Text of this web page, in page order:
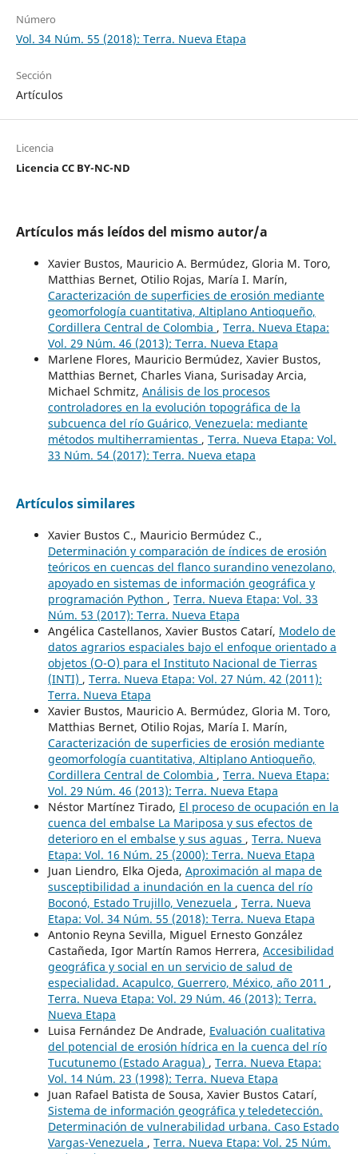
Número
Vol. 34 Núm. 55 (2018): Terra. Nueva Etapa
Sección
Artículos
Licencia
Licencia CC BY-NC-ND
Artículos más leídos del mismo autor/a
Xavier Bustos, Mauricio A. Bermúdez, Gloria M. Toro,
Matthias Bernet, Otilio Rojas, María I. Marín,
Caracterización de superficies de erosión mediante
geomorfología cuantitativa, Altiplano Antioqueño,
Cordillera Central de Colombia , Terra. Nueva Etapa:
Vol. 29 Núm. 46 (2013): Terra. Nueva Etapa
Marlene Flores, Mauricio Bermúdez, Xavier Bustos,
Matthias Bernet, Charles Viana, Surisaday Arcia,
Michael Schmitz, Análisis de los procesos
controladores en la evolución topográfica de la
subcuenca del río Guárico, Venezuela: mediante
métodos multiherramientas , Terra. Nueva Etapa: Vol.
33 Núm. 54 (2017): Terra. Nueva etapa
Artículos similares
Xavier Bustos C., Mauricio Bermúdez C.,
Determinación y comparación de índices de erosión
teóricos en cuencas del flanco surandino venezolano,
apoyado en sistemas de información geográfica y
programación Python , Terra. Nueva Etapa: Vol. 33
Núm. 53 (2017): Terra. Nueva Etapa
Angélica Castellanos, Xavier Bustos Catarí, Modelo de
datos agrarios espaciales bajo el enfoque orientado a
objetos (O-O) para el Instituto Nacional de Tierras
(INTI) , Terra. Nueva Etapa: Vol. 27 Núm. 42 (2011):
Terra. Nueva Etapa
Xavier Bustos, Mauricio A. Bermúdez, Gloria M. Toro,
Matthias Bernet, Otilio Rojas, María I. Marín,
Caracterización de superficies de erosión mediante
geomorfología cuantitativa, Altiplano Antioqueño,
Cordillera Central de Colombia , Terra. Nueva Etapa:
Vol. 29 Núm. 46 (2013): Terra. Nueva Etapa
Néstor Martínez Tirado, El proceso de ocupación en la
cuenca del embalse La Mariposa y sus efectos de
deterioro en el embalse y sus aguas , Terra. Nueva
Etapa: Vol. 16 Núm. 25 (2000): Terra. Nueva Etapa
Juan Liendro, Elka Ojeda, Aproximación al mapa de
susceptibilidad a inundación en la cuenca del río
Boconó, Estado Trujillo, Venezuela , Terra. Nueva
Etapa: Vol. 34 Núm. 55 (2018): Terra. Nueva Etapa
Antonio Reyna Sevilla, Miguel Ernesto González
Castañeda, Igor Martín Ramos Herrera, Accesibilidad
geográfica y social en un servicio de salud de
especialidad. Acapulco, Guerrero, México, año 2011 ,
Terra. Nueva Etapa: Vol. 29 Núm. 46 (2013): Terra.
Nueva Etapa
Luisa Fernández De Andrade, Evaluación cualitativa
del potencial de erosión hídrica en la cuenca del río
Tucutunemo (Estado Aragua) , Terra. Nueva Etapa:
Vol. 14 Núm. 23 (1998): Terra. Nueva Etapa
Juan Rafael Batista de Sousa, Xavier Bustos Catarí,
Sistema de información geográfica y teledetección.
Determinación de vulnerabilidad urbana. Caso Estado
Vargas-Venezuela , Terra. Nueva Etapa: Vol. 25 Núm.